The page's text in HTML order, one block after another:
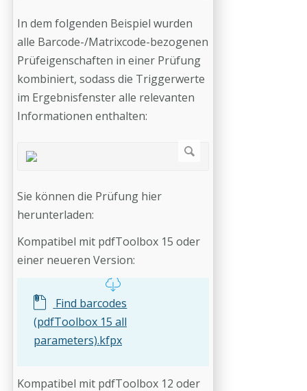
In dem folgenden Beispiel wurden
alle Barcode-/Matrixcode-bezogenen
Prüfeigenschaften in einer Prüfung
kombiniert, sodass die Triggerwerte
im Ergebnisfenster alle relevanten
Informationen enthalten:
Sie können die Prüfung hier
herunterladen:
Kompatibel mit pdfToolbox 15 oder
einer neueren Version:
Find barcodes
(pdfToolbox 15 all
parameters).kfpx
Kompatibel mit pdfToolbox 12 oder